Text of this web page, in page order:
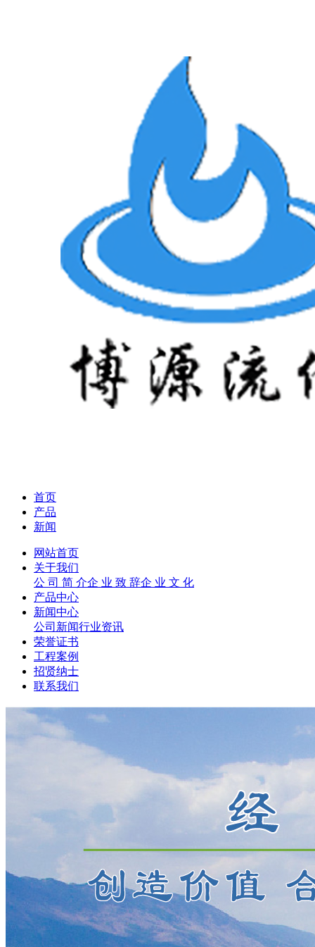
首页
产品
新闻
网站首页
关于我们
公 司 简 介企 业 致 辞企 业 文 化
产品中心
新闻中心
公司新闻行业资讯
荣誉证书
工程案例
招贤纳士
联系我们